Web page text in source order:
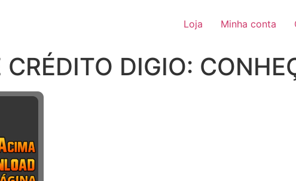
Loja Minha conta
CRÉDITO DIGIO: